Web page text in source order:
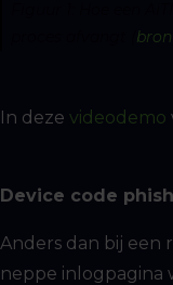
bron
In deze videodemo
Device code
Anders dan bij een
neppe inlogpagina